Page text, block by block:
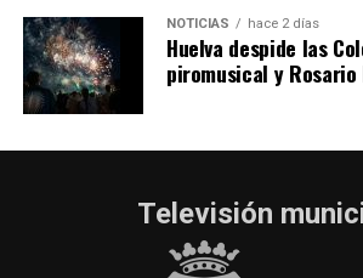
NOTICIAS hace 2 días
Huelva despide las
piromusical y Rosario
Televisión